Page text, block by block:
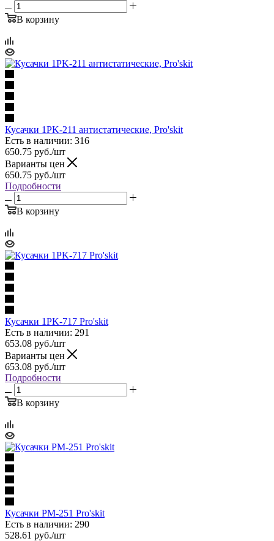
В корзину
Кусачки 1PK-211 антистатические, Pro'skit
Есть в наличии: 316
650.75 руб./шт
Варианты цен
650.75 руб./шт
Подробности
В корзину
Кусачки 1PK-717 Pro'skit
Есть в наличии: 291
653.08 руб./шт
Варианты цен
653.08 руб./шт
Подробности
В корзину
Кусачки PM-251 Pro'skit
Есть в наличии: 290
528.61 руб./шт